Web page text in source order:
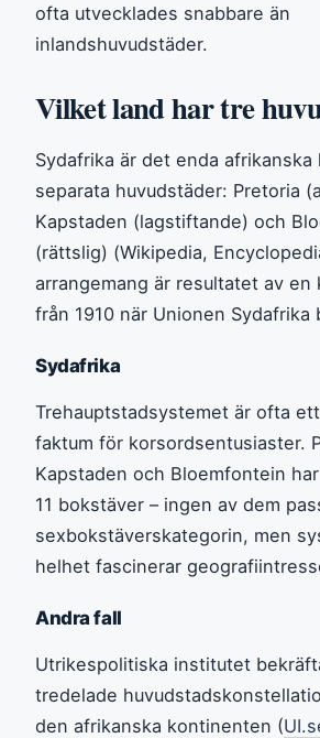
ofta utvecklades snabbare än
inlandshuvudstäder.
Vilket land har tre
Sydafrika är det enda
separata huvudstäder: Pretoria
Kapstaden (lagstiftande) och
(rättslig) (Wikipedia,
arrangemang är resultatet av en
från 1910 när Unionen Sydafrika
Sydafrika
Trehauptstadsystemet är ofta
faktum för korsordsentusiaster.
Kapstaden och Bloemfontein
11 bokstäver – ingen av dem
sexbokstäverskategorin, men
helhet fascinerar
Andra fall
Utrikespolitiska institutet
tredelade
den afrikanska kontinenten (